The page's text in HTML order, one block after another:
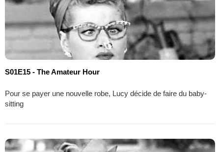
S01E15 - The Amateur Hour
Pour se payer une nouvelle robe, Lucy décide de faire du baby-
sitting